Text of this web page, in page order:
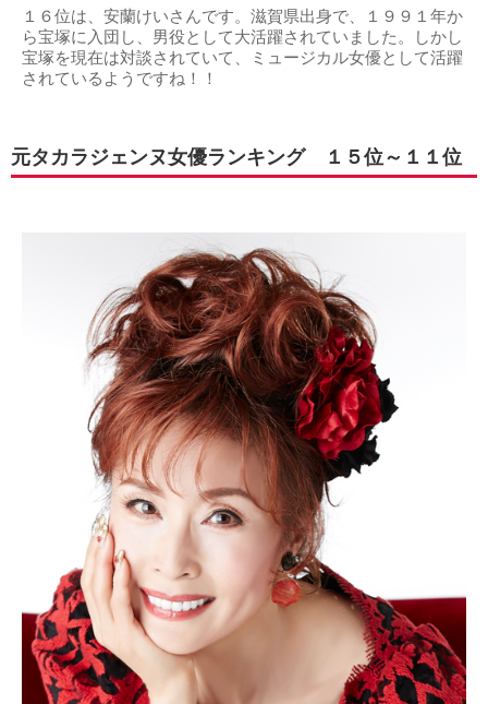
１６位は、安蘭けいさんです。滋賀県出身で、１９９１年か
ら宝塚に入団し、男役として大活躍されていました。しかし
宝塚を現在は対談されていて、ミュージカル女優として活躍
されているようですね！！
元タカラジェンヌ女優ランキング １５位～１１位